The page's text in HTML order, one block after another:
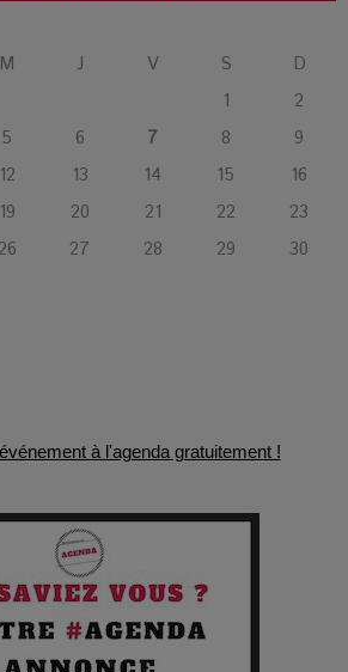
faux billets et vraie tragédie
française
: Plongez dans le thriller
le monde !
le vernis de la bourgeoisie, la violence
: Quand la disparition devient un acte
de sa Santé quand on Roule toute la
Entreprises Créatives Deviennent les
M J V S
D
1
2
5 6 7 8
9
12 13 14 15
16
19 20 21 22
23
26 27 28 29
30